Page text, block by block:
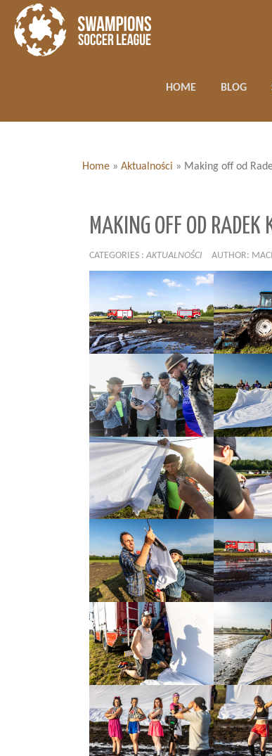
HOME BLOG
Home » Aktualności » Making off od
MAKING OFF OD RADEK
CATEGORIES : AKTUALNOŚCI AUTHOR: